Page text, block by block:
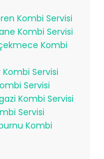
Kombi Servisi
Kombi Servisi
Kombi
Kombi Servisi
Servisi
Kombi Servisi
Servisi
Kombi